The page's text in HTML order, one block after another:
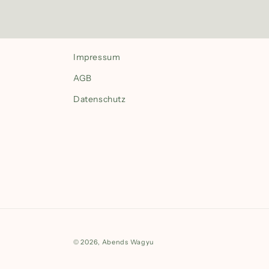
Impressum
AGB
Datenschutz
© 2026, Abends Wagyu